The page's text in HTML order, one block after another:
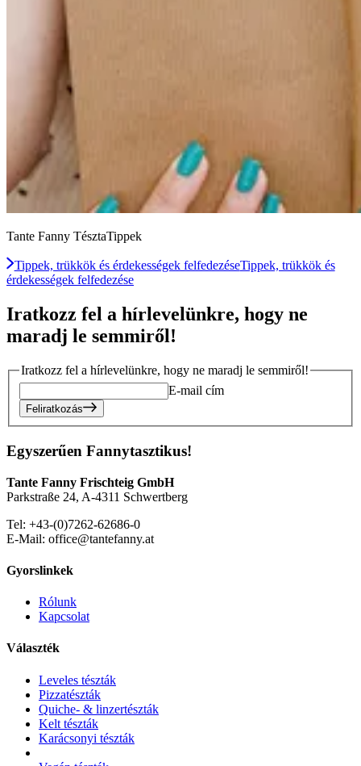
Tante Fanny TésztaTippek
Tippek, trükkök és érdekességek felfedezéseTippek, trükkök és
érdekességek felfedezése
Iratkozz fel a hírlevelünkre, hogy ne
maradj le semmiről!
Iratkozz fel a hírlevelünkre, hogy ne maradj le semmiről!
E-mail cím
Feliratkozás
Egyszerűen Fannytasztikus!
Tante Fanny Frischteig GmbH
Parkstraße 24, A-4311 Schwertberg
Tel: +43-(0)7262-62686-0
E-Mail: office@tantefanny.at
Gyorslinkek
Rólunk
Kapcsolat
Választék
Leveles tészták
Pizzatészták
Quiche- & linzertészták
Kelt tészták
Karácsonyi tészták